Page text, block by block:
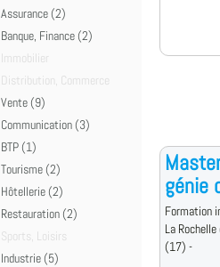
Assurance (2)
Banque, Finance (2)
Immobilier
Distribution, Commerce
Vente (9)
Communication (3)
BTP (1)
Tourisme (2)
Hôtellerie (2)
Restauration (2)
Sports, Loisirs
Industrie (5)
génie
Formation
La
(17) -